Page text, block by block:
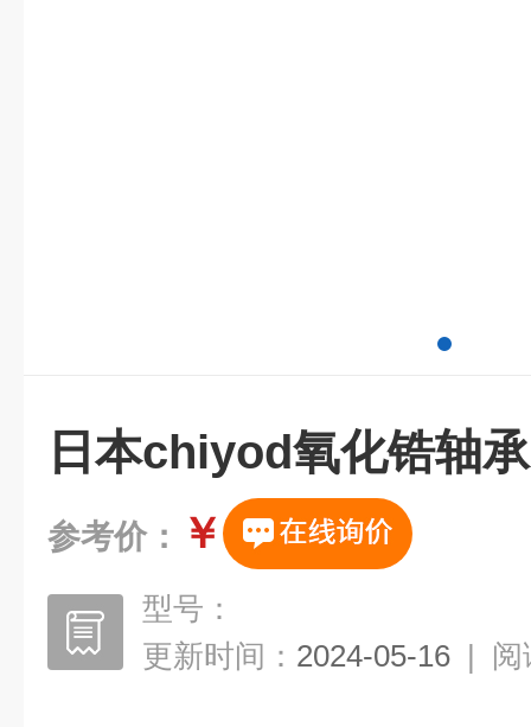
日本chiyod氧化锆轴
参考价： ￥
型号：
更新时间： 2024-05-16 | 阅